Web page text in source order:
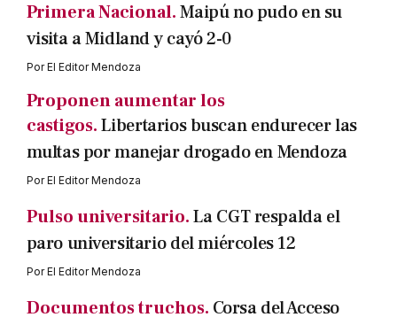
Primera Nacional.Maipú no pudo en su
visita a Midland y cayó 2-0
PorEl Editor Mendoza
Proponen aumentar los
castigos.Libertarios buscan endurecer las
multas por manejar drogado en Mendoza
PorEl Editor Mendoza
Pulso universitario.La CGT respalda el
paro universitario del miércoles 12
PorEl Editor Mendoza
Documentos truchos. Corsa del Acceso